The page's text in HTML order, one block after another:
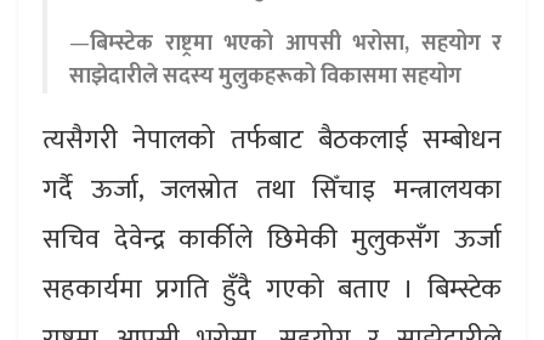
—बिम्स्टेक राष्ट्रमा भएको आपसी भरोसा, सहयोग र
साझेदारीले सदस्य मुलुकहरूको विकासमा सहयोग
त्यसैगरी नेपालको तर्फबाट बैठकलाई सम्बोधन
गर्दै ऊर्जा, जलस्रोत तथा सिँचाइ मन्त्रालयका
सचिव देवेन्द्र कार्कीले छिमेकी मुलुकसँग ऊर्जा
सहकार्यमा प्रगति हुँदै गएको बताए । बिम्स्टेक